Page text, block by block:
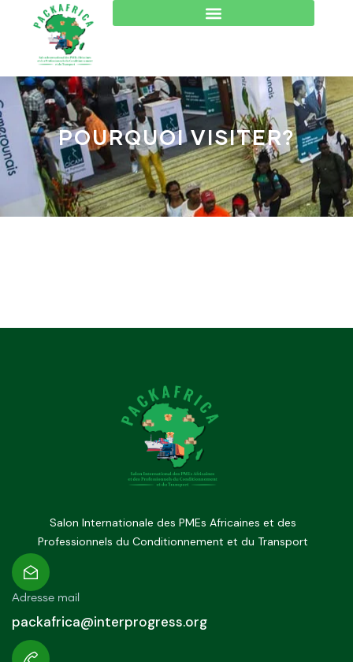
POURQUOI VISITER?
Salon Internationale des PMEs Africaines et des
Professionnels du Conditionnement et du Transport
Adresse mail
packafrica@interprogress.org